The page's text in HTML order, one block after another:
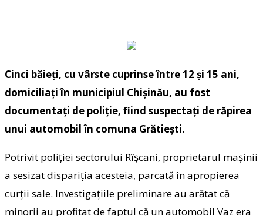
Cinci băieți, cu vârste cuprinse între 12 și 15 ani,
domiciliați în municipiul Chișinău, au fost
documentați de poliție, fiind suspectați de răpirea
unui automobil în comuna Grătiești.
Potrivit poliției sectorului Rîșcani, proprietarul mașinii
a sesizat dispariția acesteia, parcată în apropierea
curții sale. Investigațiile preliminare au arătat că
minorii au profitat de faptul că un automobil Vaz era